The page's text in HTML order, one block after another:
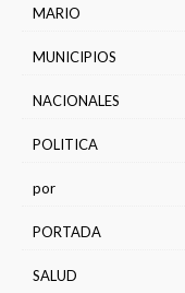
MARIO
MUNICIPIOS
NACIONALES
POLITICA
por
PORTADA
SALUD